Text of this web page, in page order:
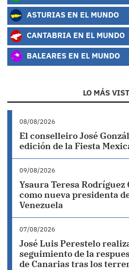
ASTURIAS EN EL MUNDO
CANTABRIA EN EL MUNDO
BALEARES EN EL MUNDO
LO MÁS
08/08/2026
El conselleiro José
edición de la Fiesta
09/08/2026
Ysaura Teresa Rodríguez
como nueva presidenta
Venezuela
07/08/2026
José Luis Perestelo
seguimiento de la
de Canarias tras los